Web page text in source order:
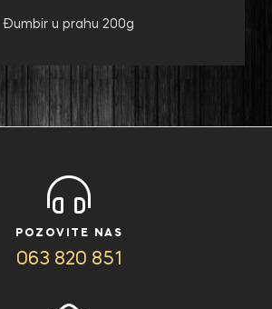
Đumbir u prahu 200g
POZOVITE NAS
063 820 851